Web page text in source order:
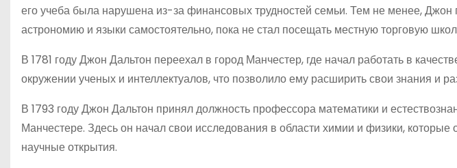
его учеба была нарушена из-за финансовых трудностей семьи. Тем не менее, Джон
астрономию и языки самостоятельно, пока не стал посещать местную торговую
В 1781 году Джон Дальтон переехал в город Манчестер, где начал работать в
окружении ученых и интеллектуалов, что позволило ему расширить свои знания и
В 1793 году Джон Дальтон принял должность профессора математики и
Манчестере. Здесь он начал свои исследования в области химии и физики,
научные открытия.